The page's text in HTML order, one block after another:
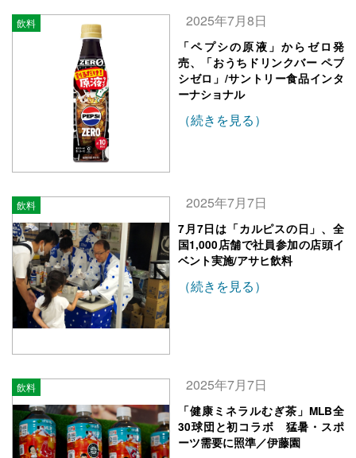
飲料 2025年7月8日
「ペプシの原液」からゼロ発
売、「おうちドリンクバー ペプ
シゼロ」/サントリー食品インタ
ーナショナル
（続きを見る）
飲料 2025年7月7日
7月7日は「カルピスの日」、全
国1,000店舗で社員参加の店頭イ
ベント実施/アサヒ飲料
（続きを見る）
飲料 2025年7月7日
「健康ミネラルむぎ茶」MLB全
30球団と初コラボ 猛暑・スポ
ーツ需要に照準／伊藤園